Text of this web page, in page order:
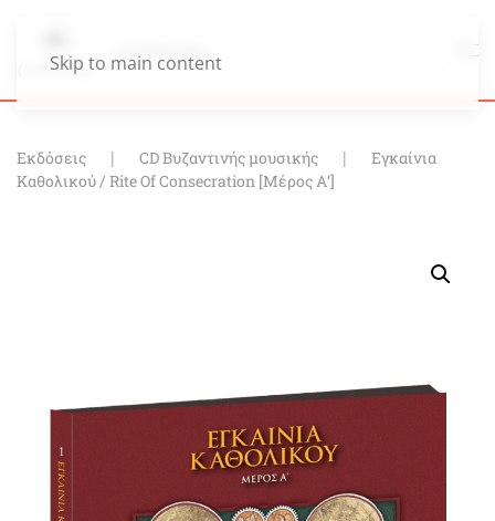
Skip to main content
Εκδόσεις CD Βυζαντινής μουσικής
Εγκαίνια
Καθολικού / Rite Of Consecration [Μέρος Α’]